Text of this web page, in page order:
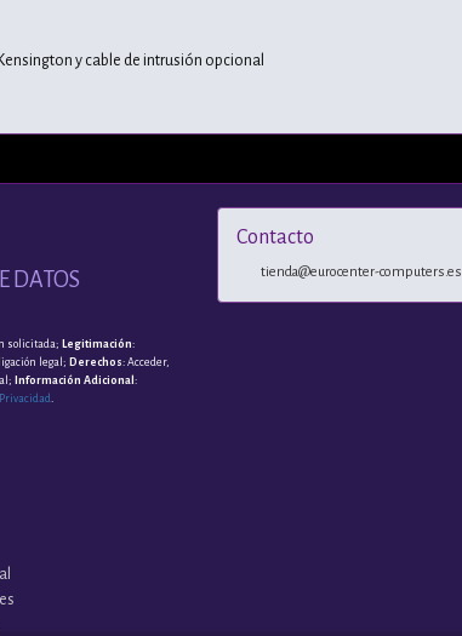
y cable de intrusión opcional
DATOS
solicitada; Legitimación:
legal; Derechos: Acceder,
Información Adicional :
.
Contacto
tienda@eurocenter-computers.es